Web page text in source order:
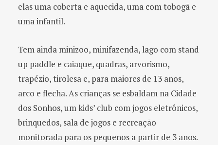
elas uma coberta e aquecida, uma com tobogã e
uma infantil.
Tem ainda minizoo, minifazenda, lago com stand
up paddle e caiaque, quadras, arvorismo,
trapézio, tirolesa e, para maiores de 13 anos,
arco e flecha. As crianças se esbaldam na Cidade
dos Sonhos, um kids’ club com jogos eletrônicos,
brinquedos, sala de jogos e recreação
monitorada para os pequenos a partir de 3 anos.